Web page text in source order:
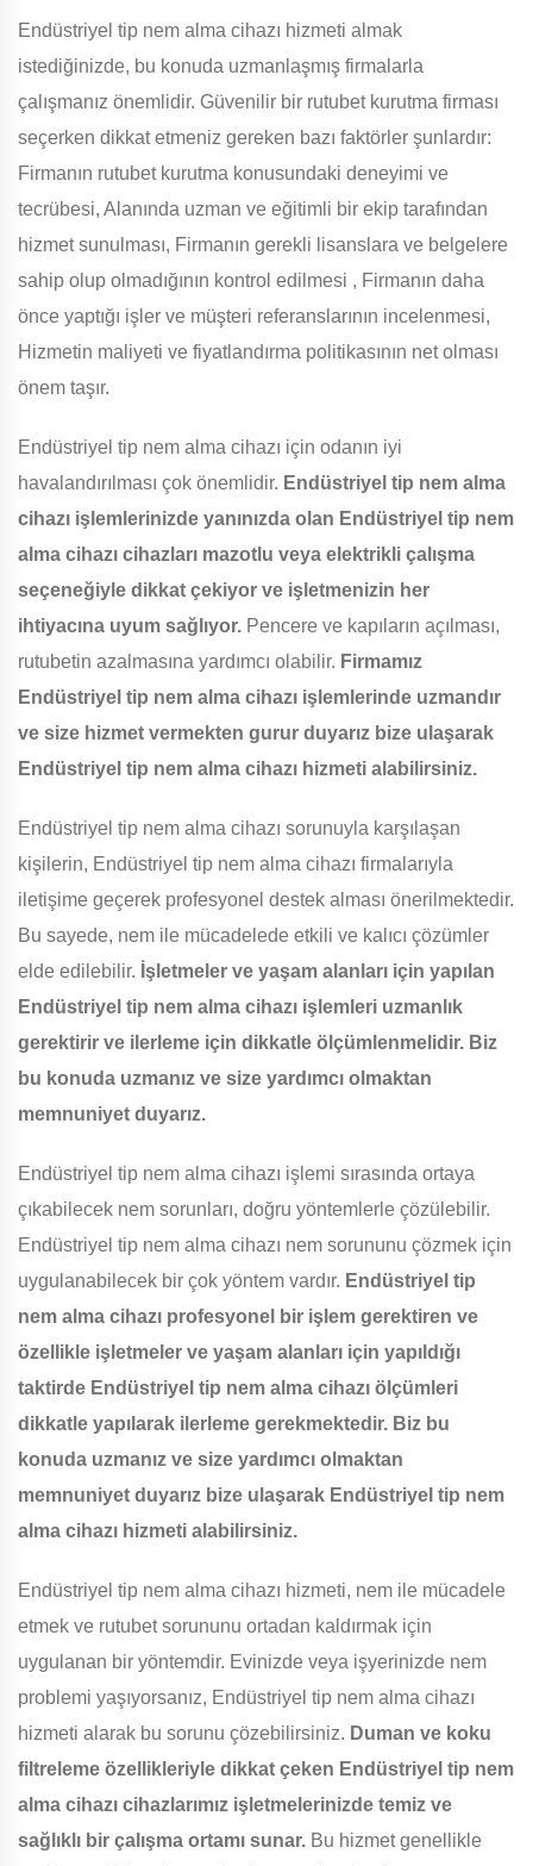
Endüstriyel tip nem alma cihazı hizmeti almak
istediğinizde, bu konuda uzmanlaşmış firmalarla
çalışmanız önemlidir. Güvenilir bir rutubet kurutma firması
seçerken dikkat etmeniz gereken bazı faktörler şunlardır:
Firmanın rutubet kurutma konusundaki deneyimi ve
tecrübesi, Alanında uzman ve eğitimli bir ekip tarafından
hizmet sunulması, Firmanın gerekli lisanslara ve belgelere
sahip olup olmadığının kontrol edilmesi , Firmanın daha
önce yaptığı işler ve müşteri referanslarının incelenmesi,
Hizmetin maliyeti ve fiyatlandırma politikasının net olması
önem taşır.
Endüstriyel tip nem alma cihazı için odanın iyi
havalandırılması çok önemlidir. Endüstriyel tip nem alma
cihazı işlemlerinizde yanınızda olan Endüstriyel tip nem
alma cihazı cihazları mazotlu veya elektrikli çalışma
seçeneğiyle dikkat çekiyor ve işletmenizin her
ihtiyacına uyum sağlıyor. Pencere ve kapıların açılması,
rutubetin azalmasına yardımcı olabilir. Firmamız
Endüstriyel tip nem alma cihazı işlemlerinde uzmandır
ve size hizmet vermekten gurur duyarız bize ulaşarak
Endüstriyel tip nem alma cihazı hizmeti alabilirsiniz.
Endüstriyel tip nem alma cihazı sorunuyla karşılaşan
kişilerin, Endüstriyel tip nem alma cihazı firmalarıyla
iletişime geçerek profesyonel destek alması önerilmektedir.
Bu sayede, nem ile mücadelede etkili ve kalıcı çözümler
elde edilebilir. İşletmeler ve yaşam alanları için yapılan
Endüstriyel tip nem alma cihazı işlemleri uzmanlık
gerektirir ve ilerleme için dikkatle ölçümlenmelidir. Biz
bu konuda uzmanız ve size yardımcı olmaktan
memnuniyet duyarız.
Endüstriyel tip nem alma cihazı işlemi sırasında ortaya
çıkabilecek nem sorunları, doğru yöntemlerle çözülebilir.
Endüstriyel tip nem alma cihazı nem sorununu çözmek için
uygulanabilecek bir çok yöntem vardır. Endüstriyel tip
nem alma cihazı profesyonel bir işlem gerektiren ve
özellikle işletmeler ve yaşam alanları için yapıldığı
taktirde Endüstriyel tip nem alma cihazı ölçümleri
dikkatle yapılarak ilerleme gerekmektedir. Biz bu
konuda uzmanız ve size yardımcı olmaktan
memnuniyet duyarız bize ulaşarak Endüstriyel tip nem
alma cihazı hizmeti alabilirsiniz.
Endüstriyel tip nem alma cihazı hizmeti, nem ile mücadele
etmek ve rutubet sorununu ortadan kaldırmak için
uygulanan bir yöntemdir. Evinizde veya işyerinizde nem
problemi yaşıyorsanız, Endüstriyel tip nem alma cihazı
hizmeti alarak bu sorunu çözebilirsiniz. Duman ve koku
filtreleme özellikleriyle dikkat çeken Endüstriyel tip nem
alma cihazı cihazlarımız işletmelerinizde temiz ve
sağlıklı bir çalışma ortamı sunar. Bu hizmet genellikle